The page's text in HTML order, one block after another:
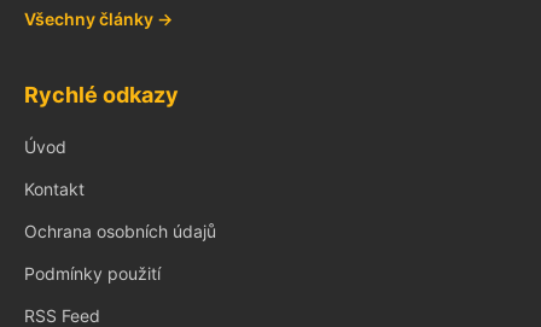
Všechny články →
Rychlé odkazy
Úvod
Kontakt
Ochrana osobních údajů
Podmínky použití
RSS Feed